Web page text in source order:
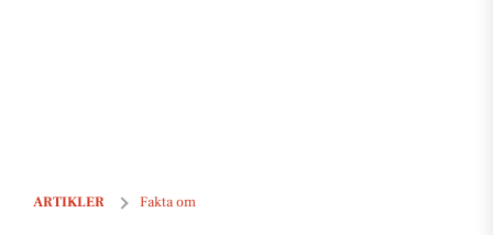
ARTIKLER Fakta om
Huspriserne går op i Helsingør Kommune